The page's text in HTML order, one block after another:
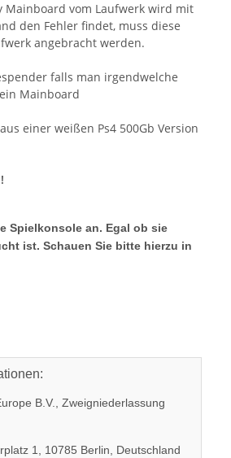
Mainboard vom Laufwerk wird mit
den Fehler findet, muss diese
angebracht werden.
falls man irgendwelche
Mainboard
einer weißen Ps4 500Gb Version
Spielkonsole an. Egal ob sie
ist. Schauen Sie bitte hierzu in
B.V., Zweigniederlassung
1, 10785 Berlin, Deutschland